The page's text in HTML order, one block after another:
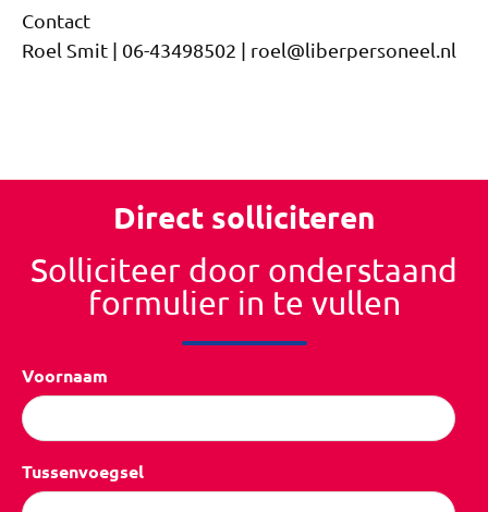
Contact
Roel Smit | 06-43498502 | roel@liberpersoneel.nl
Direct solliciteren
Solliciteer door onderstaand
formulier in te vullen
Voornaam
Tussenvoegsel